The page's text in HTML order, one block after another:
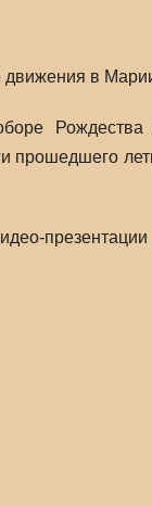
движения в